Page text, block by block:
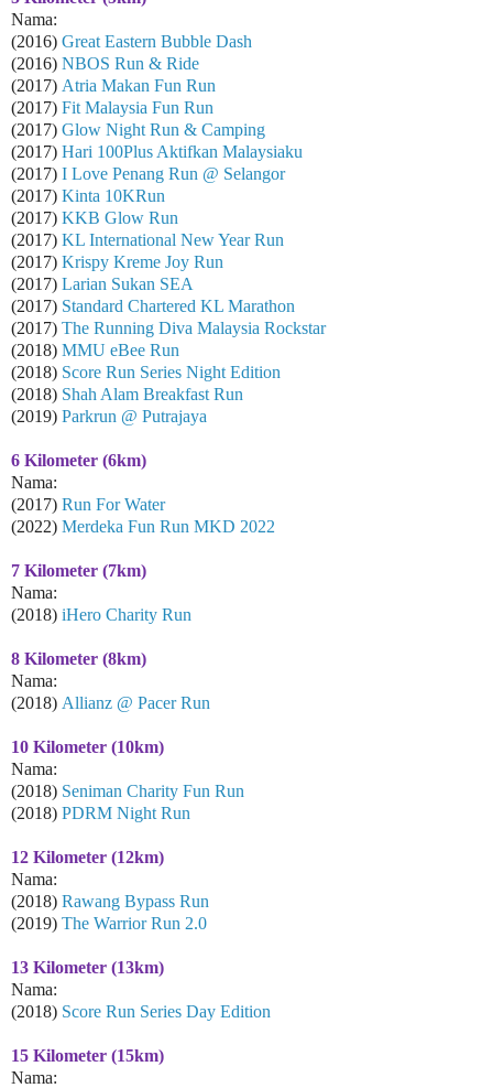
Nama:
(2016) Great Eastern Bubble Dash
(2016) NBOS Run & Ride
(2017) Atria Makan Fun Run
(2017) Fit Malaysia Fun Run
(2017) Glow Night Run & Camping
(2017) Hari 100Plus Aktifkan Malaysiaku
(2017) I Love Penang Run @ Selangor
(2017) Kinta 10KRun
(2017) KKB Glow Run
(2017) KL International New Year Run
(2017) Krispy Kreme Joy Run
(2017) Larian Sukan SEA
(2017) Standard Chartered KL Marathon
(2017) The Running Diva Malaysia Rockstar
(2018) MMU eBee Run
(2018) Score Run Series Night Edition
(2018) Shah Alam Breakfast Run
(2019) Parkrun @ Putrajaya
6 Kilometer (6km)
Nama:
(2017) Run For Water
(2022) Merdeka Fun Run MKD 2022
7 Kilometer (7km)
Nama:
(2018) iHero Charity Run
8 Kilometer (8km)
Nama:
(2018) Allianz @ Pacer Run
10 Kilometer (10km)
Nama:
(2018) Seniman Charity Fun Run
(2018) PDRM Night Run
12 Kilometer (12km)
Nama:
(2018) Rawang Bypass Run
(2019) The Warrior Run 2.0
13 Kilometer (13km)
Nama:
(2018) Score Run Series Day Edition
15 Kilometer (15km)
Nama: